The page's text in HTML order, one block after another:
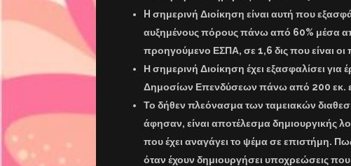
H σημερινή Διοίκηση είναι αυτή που
αυξημένους πόρους πάνω από 60% μέσα
προηγούμενο ΕΣΠΑ, σε 1,6 δις που είναι οι
Η σημερινή Διοίκηση έχει εξασφαλίσει
Δημοσίων Επενδύσεων πάνω από 200 εκ.
Το δήθεν πλεόνασμα των ταμειακών
άφησαν, είναι αποτέλεσμα δημιουργικής
που έχει αναγάγει το ψέμα σε επιστήμη.
όταν έχουν δημιουργήσει υποχρεώσεις που